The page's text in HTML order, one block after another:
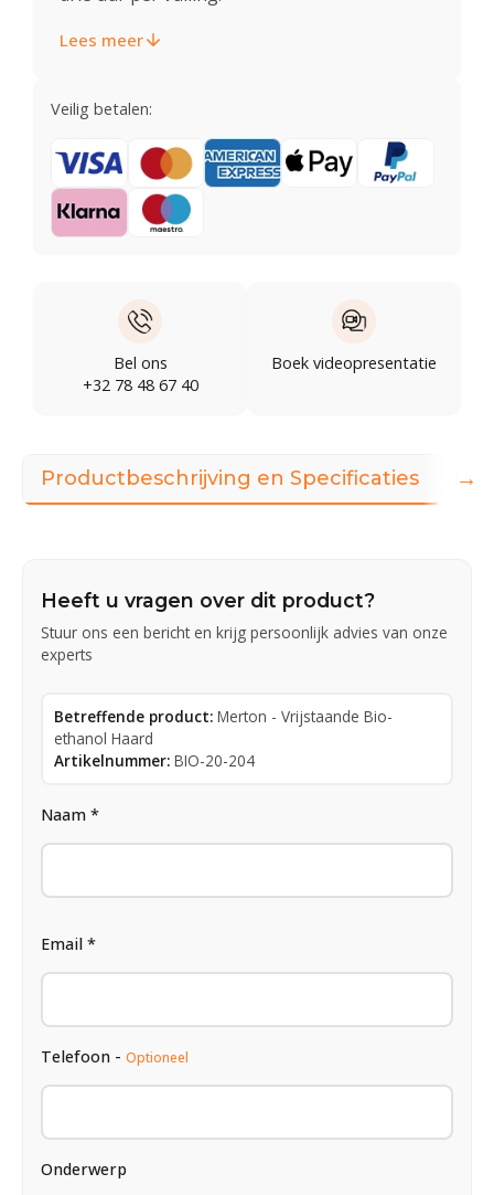
Lees meer
Veilig betalen:
Bel ons
+32 78 48 67 40
Boek videopresentatie
Productbeschrijving en Specificaties
Heeft u vragen over dit product?
Stuur ons een bericht en krijg persoonlijk advies van onze
experts
Betreffende product: Merton - Vrijstaande Bio-
ethanol Haard
Artikelnummer: BIO-20-204
Naam *
Email *
Telefoon - Optioneel
Onderwerp
→